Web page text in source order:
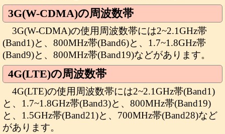
3G(W-CDMA)の周波数帯
3G(W-CDMA)の使用周波数帯には2~2.1GHz帯
(Band1)と、800MHz帯(Band6)と、1.7~1.8GHz帯
(Band9)と、800MHz帯(Band19)などがあります。
4G(LTE)の周波数帯
4G(LTE)の使用周波数帯には2~2.1GHz帯(Band1)
と、1.7~1.8GHz帯(Band3)と、800MHz帯(Band19)
と、1.5GHz帯(Band21)と、700MHz帯(Band28)など
があります。